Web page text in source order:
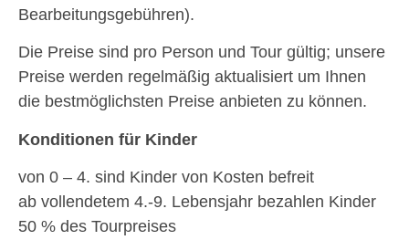
Bearbeitungsgebühren).
Die Preise sind pro Person und Tour gültig; unsere
Preise werden regelmäßig aktualisiert um Ihnen
die bestmöglichsten Preise anbieten zu können.
Konditionen für Kinder
von 0 – 4. sind Kinder von Kosten befreit
ab vollendetem 4.-9. Lebensjahr bezahlen Kinder
50 % des Tourpreises